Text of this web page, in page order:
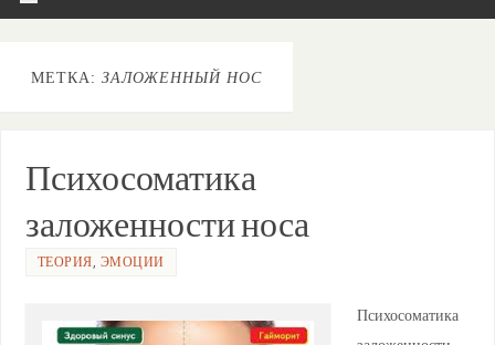
МЕТКА: ЗАЛОЖЕННЫЙ НОС
Психосоматика
заложенности носа
ТЕОРИЯ, ЭМОЦИИ
Психосоматика